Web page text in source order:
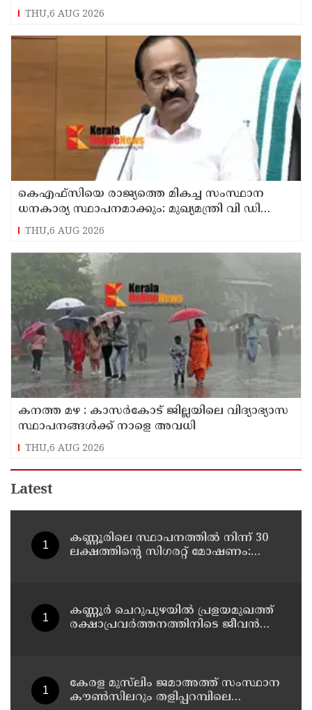
THU,6 AUG 2026
കെഎഫ്‌സിയെ രാജ്യത്തെ മികച്ച സംസ്ഥാന
ധനകാര്യ സ്ഥാപനമാക്കും: മുഖ്യമന്ത്രി വി ഡി
സതീശൻ
THU,6 AUG 2026
കനത്ത മഴ : കാസർകോട് ജില്ലയിലെ വിദ്യാഭ്യാസ
സ്ഥാപനങ്ങൾക്ക് നാളെ അവധി
THU,6 AUG 2026
Latest
കണ്ണൂരിലെ സ്ഥാപനത്തിൽ നിന്ന് 30
ലക്ഷത്തിന്റെ സിഗരറ്റ് മോഷണം:
കണ്ണൂർ ചെറുപുഴയിൽ പ്രളയമുഖത്ത്
രക്ഷാപ്രവർത്തനത്തിനിടെ ജീവൻ
കേരള മുസ്‌ലിം ജമാഅത്ത് സംസ്ഥാന
കൗൺസിലറും തളിപ്പറമ്പിലെ